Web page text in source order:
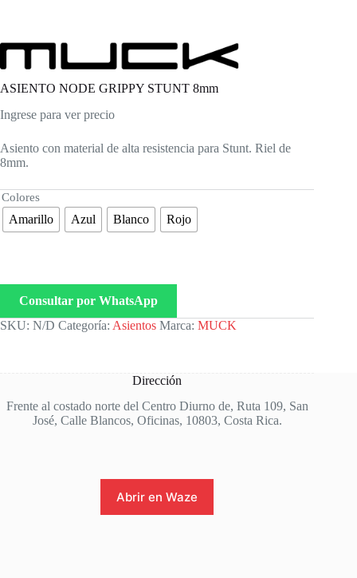
ASIENTO NODE GRIPPY STUNT 8mm
Ingrese para ver precio
Asiento con material de alta resistencia para Stunt. Riel de
8mm.
Colores
Amarillo Azul Blanco Rojo
Consultar por WhatsApp
SKU: N/D Categoría: Asientos Marca: MUCK
Dirección
Frente al costado norte del Centro Diurno de, Ruta 109, San
José, Calle Blancos, Oficinas, 10803, Costa Rica.
Abrir en Waze